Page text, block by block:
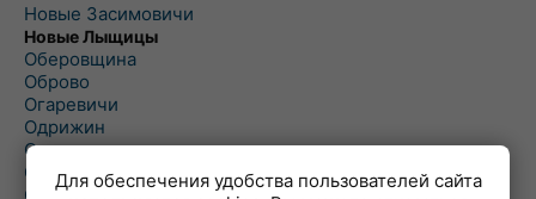
Новые Засимовичи
Новые Лыщицы
Оберовщина
Оброво
Огаревичи
Одрижин
Оздамичи
ОзятыДля обеспечения удобства пользователей сайта